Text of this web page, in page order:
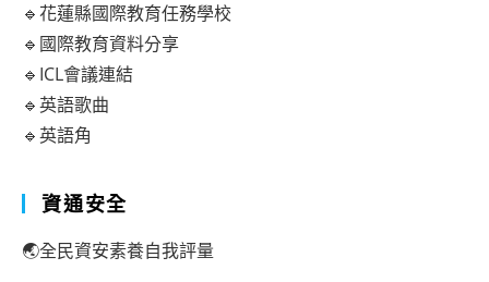
🔹花蓮縣國際教育任務學校
🔹國際教育資料分享
🔹ICL會議連結
🔹英語歌曲
🔹英語角
資通安全
🌏全民資安素養自我評量